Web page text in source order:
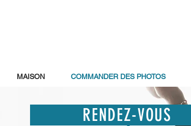
MAISON COMMANDER DES PHOTOS
RENDEZ-VOUS